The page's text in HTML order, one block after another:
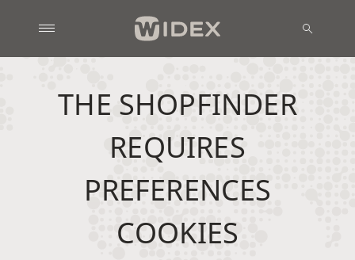
THE SHOPFINDER
REQUIRES
PREFERENCES
COOKIES